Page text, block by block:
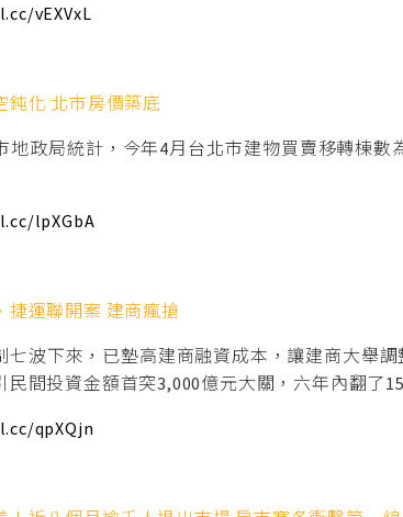
vEXVxL
鈍化 北市房價築底
地政局統計，今年4月台北市建物買賣移轉棟
lpXGbA
捷運聯開案 建商瘋搶
七波下來，已墊高建商融資成本，讓建商大舉
間投資金額首突3,000億元大關，六年內翻了
qpXQjn